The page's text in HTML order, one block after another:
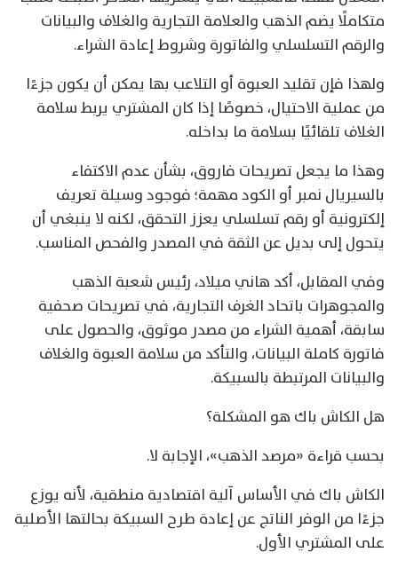
متكاملًا يضم الذهب والعلامة التجارية والغلاف والبيانات
والرقم التسلسلي والفاتورة وشروط إعادة الشراء.
ولهذا فإن تقليد العبوة أو التلاعب بها يمكن أن يكون جزءًا
من عملية الاحتيال، خصوصًا إذا كان المشتري يربط سلامة
الغلاف تلقائيًا بسلامة ما بداخله.
وهذا ما يجعل تصريحات فاروق، بشأن عدم الاكتفاء
بالسيريال نمبر أو الكود مهمة؛ فوجود وسيلة تعريف
إلكترونية أو رقم تسلسلي يعزز التحقق، لكنه لا ينبغي أن
يتحول إلى بديل عن الثقة في المصدر والفحص المناسب.
وفي المقابل، أكد هاني ميلاد، رئيس شعبة الذهب
والمجوهرات باتحاد الغرف التجارية، في تصريحات صحفية
سابقة، أهمية الشراء من مصدر موثوق، والحصول على
فاتورة كاملة البيانات، والتأكد من سلامة العبوة والغلاف
والبيانات المرتبطة بالسبيكة.
هل الكاش باك هو المشكلة؟
بحسب قراءة «مرصد الذهب»، الإجابة لا.
الكاش باك في الأساس آلية اقتصادية منطقية، لأنه يوزع
جزءًا من الوفر الناتج عن إعادة طرح السبيكة بحالتها الأصلية
على المشتري الأول.